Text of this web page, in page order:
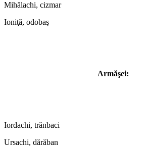
Mihălachi, cizmar
Ioniţă, odobaş
Armăşei:
Iordachi, trănbaci
Ursachi, dărăban